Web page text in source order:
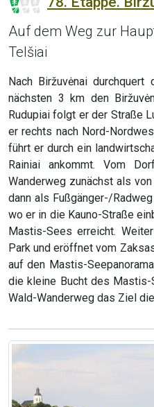
Auf dem Weg zur
Telšiai
Nach Biržuvėnai
nächsten 3 km den
Rudupiai folgt er der Straße
er rechts nach Nord-
führt er durch ein
Rainiai ankommt. Vom
Wanderweg zunächst als
dann als Fußgänger-/
wo er in die Kauno-Straße
Mastis-Sees erreicht.
Park und eröffnet vom
auf den Mastis-
die kleine Bucht des Mastis-
Wald-Wanderweg das Ziel